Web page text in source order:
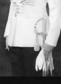
งพร่องน้ำแม่น้ำปิง
ญานิน” แดนซ์สับ